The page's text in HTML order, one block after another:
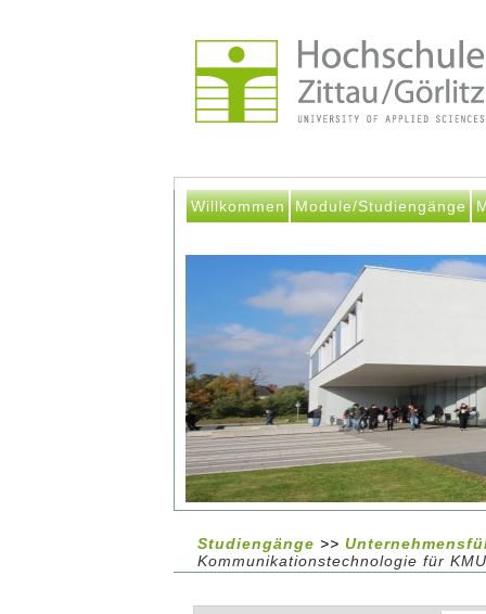
Willkommen Module/Studiengänge
Studiengänge >>
Kommunikationstechnologie für